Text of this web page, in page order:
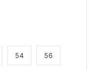
54 56